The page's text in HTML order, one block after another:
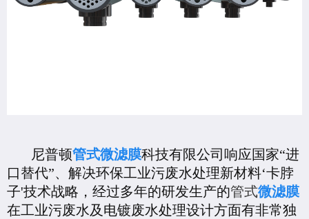
尼普顿管式微滤膜科技有限公司响应国家“进
口替代”、解决环保工业污废水处理新材料‘卡脖
子'技术战略，经过多年的研发生产的管式微滤膜
在工业污废水及电镀废水处理设计方面有非常独